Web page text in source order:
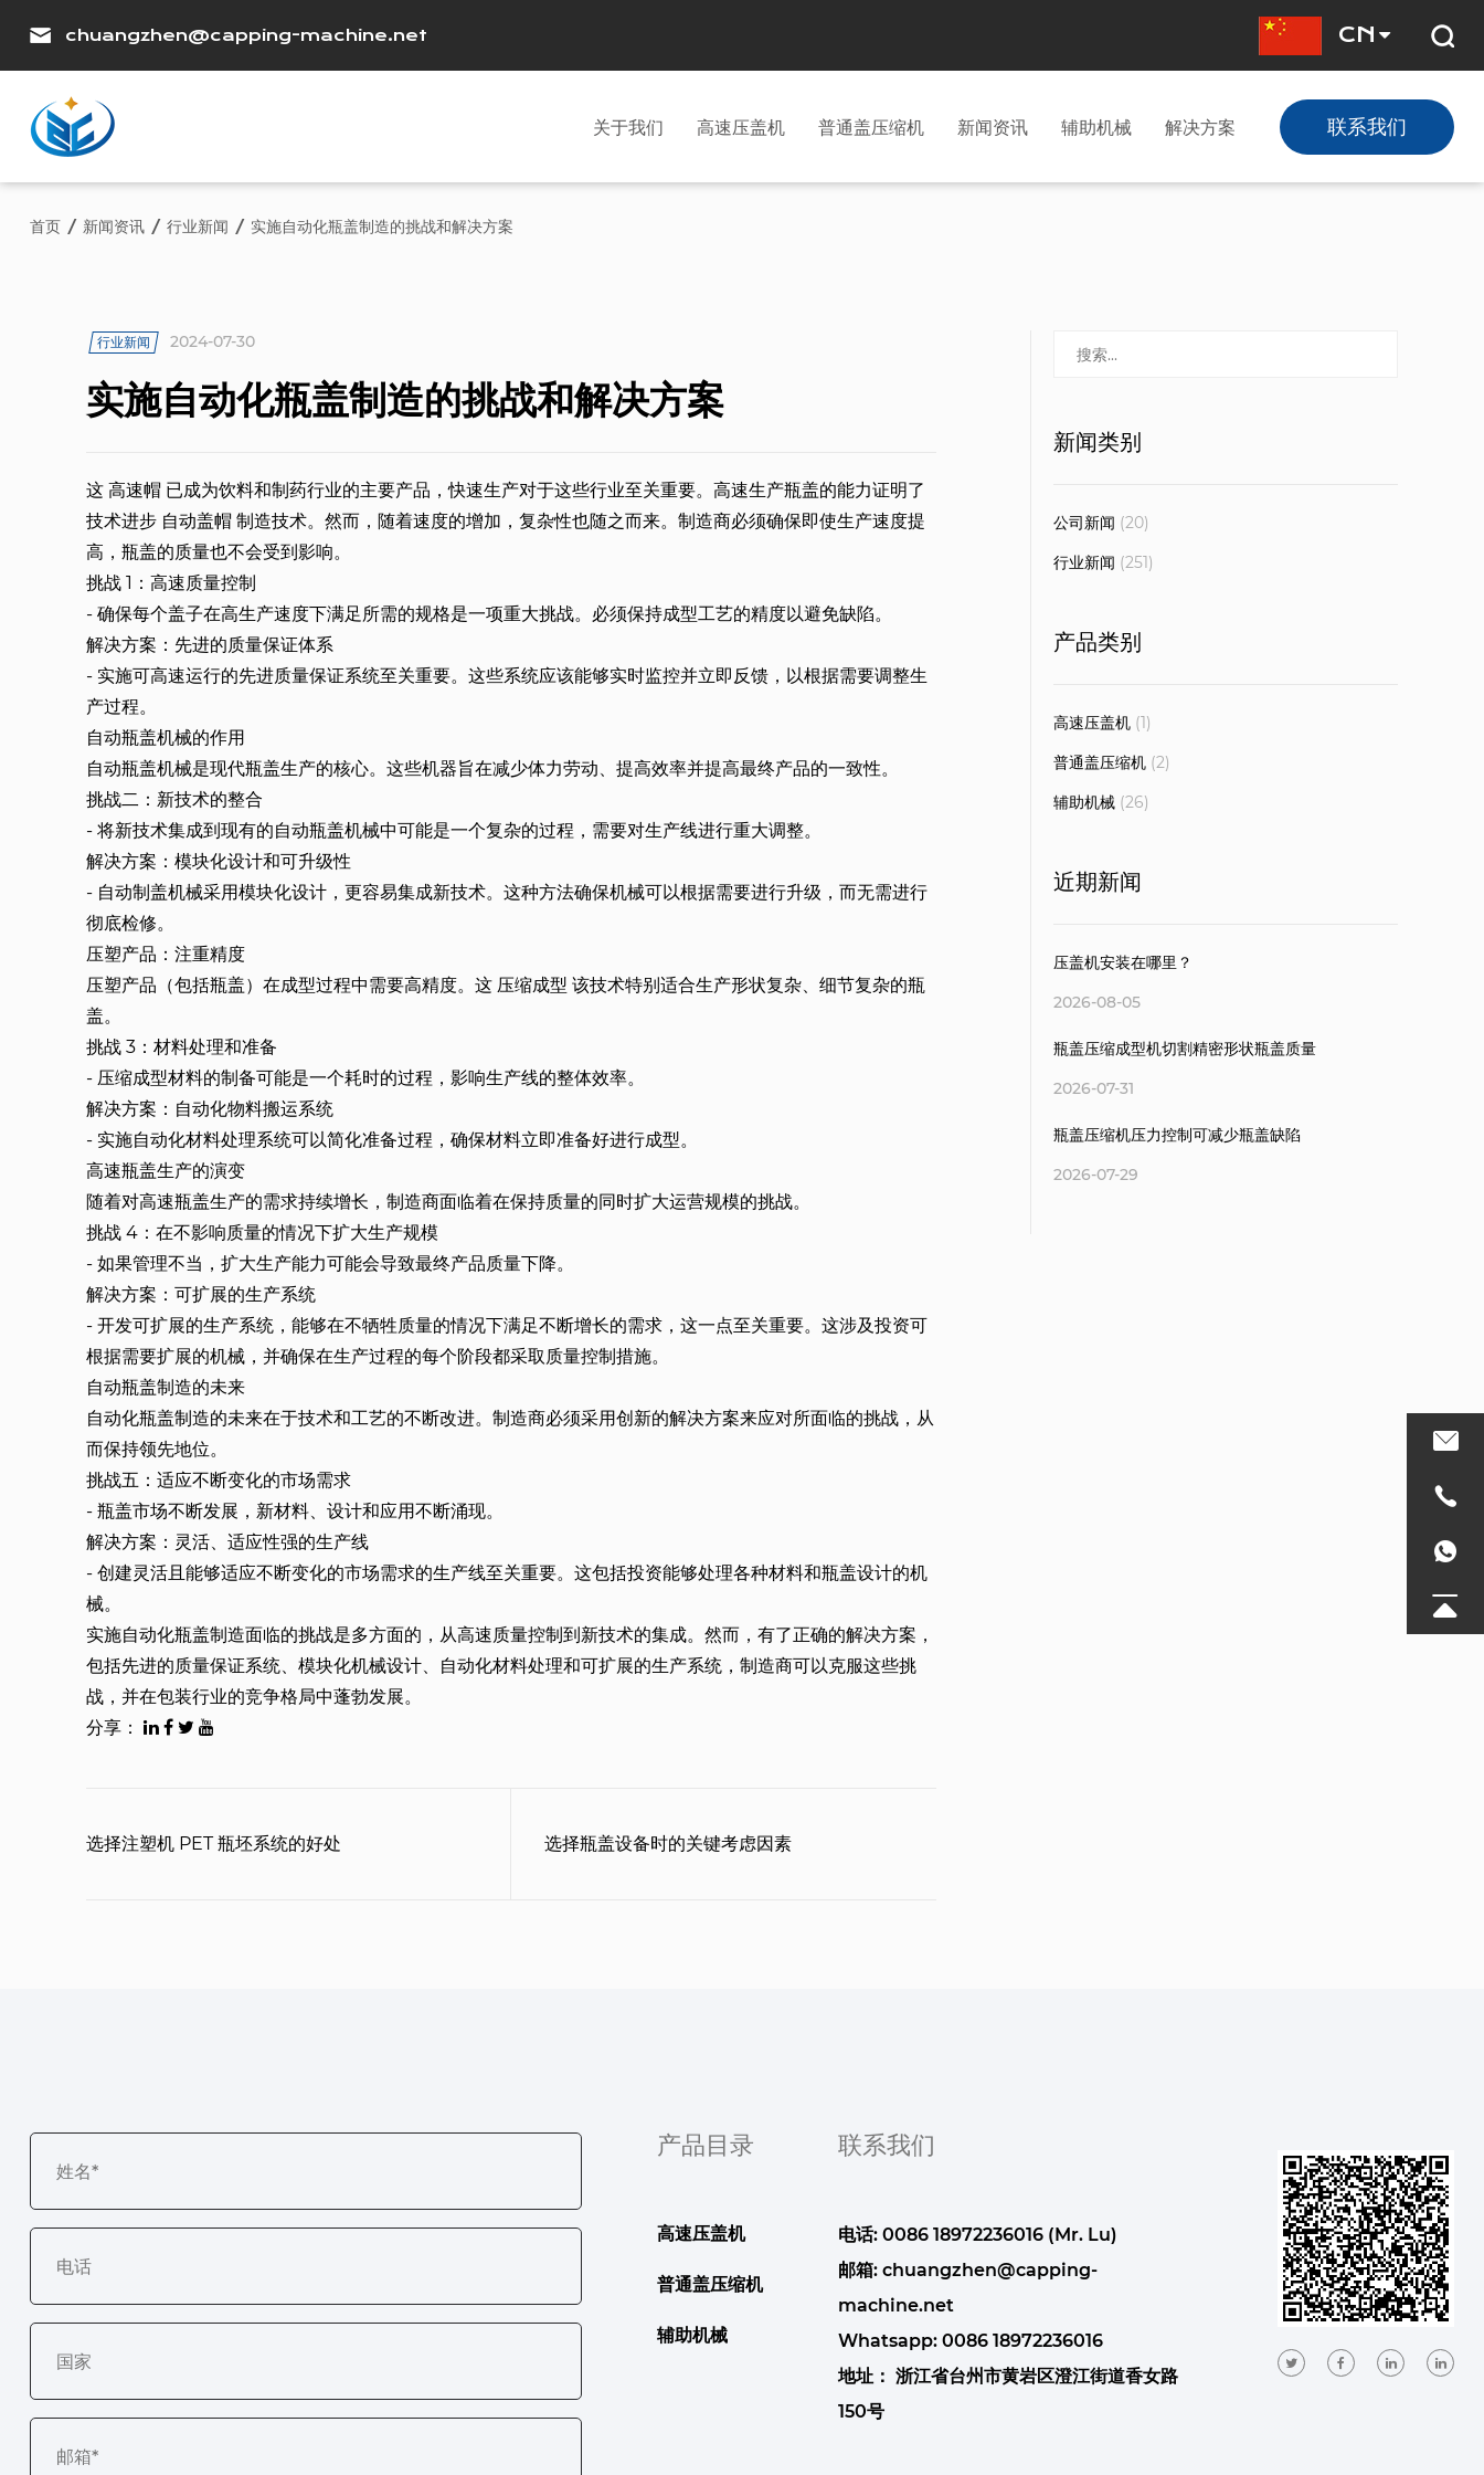
chuangzhen@capping-machine.net CN
关于我们 高速压盖机 普通盖压缩机 新闻资讯 辅助机械 解决方案 联系我们
首页 / 新闻资讯 / 行业新闻 / 实施自动化瓶盖制造的挑战和解决方案
新闻类别
公司新闻 (20)
行业新闻 (251)
产品类别
高速压盖机 (1)
普通盖压缩机 (2)
辅助机械 (26)
近期新闻
压盖机安装在哪里？
2026-08-05
瓶盖压缩成型机切割精密形状瓶盖质量
2026-07-31
瓶盖压缩机压力控制可减少瓶盖缺陷
2026-07-29
行业新闻 2024-07-30
实施自动化瓶盖制造的挑战和解决方案
这高速帽 已成为饮料和制药行业的主要产品，快速生产对于这些行业至关重要。高速生产瓶盖的能力证明了
技术进步 自动盖帽制造技术。然而，随着速度的增加，复杂性也随之而来。制造商必须确保即使生产速度提
高，瓶盖的质量也不会受到影响。
挑战 1：高速质量控制
- 确保每个盖子在高生产速度下满足所需的规格是一项重大挑战。必须保持成型工艺的精度以避免缺陷。
解决方案：先进的质量保证体系
- 实施可高速运行的先进质量保证系统至关重要。这些系统应该能够实时监控并立即反馈，以根据需要调整生
产过程。
自动瓶盖机械的作用
自动瓶盖机械是现代瓶盖生产的核心。这些机器旨在减少体力劳动、提高效率并提高最终产品的一致性。
挑战二：新技术的整合
- 将新技术集成到现有的自动瓶盖机械中可能是一个复杂的过程，需要对生产线进行重大调整。
解决方案：模块化设计和可升级性
- 自动制盖机械采用模块化设计，更容易集成新技术。这种方法确保机械可以根据需要进行升级，而无需进行
彻底检修。
压塑产品：注重精度
压塑产品（包括瓶盖）在成型过程中需要高精度。这 压缩成型该技术特别适合生产形状复杂、细节复杂的瓶
盖。
挑战 3：材料处理和准备
- 压缩成型材料的制备可能是一个耗时的过程，影响生产线的整体效率。
解决方案：自动化物料搬运系统
- 实施自动化材料处理系统可以简化准备过程，确保材料立即准备好进行成型。
高速瓶盖生产的演变
随着对高速瓶盖生产的需求持续增长，制造商面临着在保持质量的同时扩大运营规模的挑战。
挑战 4：在不影响质量的情况下扩大生产规模
- 如果管理不当，扩大生产能力可能会导致最终产品质量下降。
解决方案：可扩展的生产系统
- 开发可扩展的生产系统，能够在不牺牲质量的情况下满足不断增长的需求，这一点至关重要。这涉及投资可
根据需要扩展的机械，并确保在生产过程的每个阶段都采取质量控制措施。
自动瓶盖制造的未来
自动化瓶盖制造的未来在于技术和工艺的不断改进。制造商必须采用创新的解决方案来应对所面临的挑战，从
而保持领先地位。
挑战五：适应不断变化的市场需求
- 瓶盖市场不断发展，新材料、设计和应用不断涌现。
解决方案：灵活、适应性强的生产线
- 创建灵活且能够适应不断变化的市场需求的生产线至关重要。这包括投资能够处理各种材料和瓶盖设计的机
械。
实施自动化瓶盖制造面临的挑战是多方面的，从高速质量控制到新技术的集成。然而，有了正确的解决方案，
包括先进的质量保证系统、模块化机械设计、自动化材料处理和可扩展的生产系统，制造商可以克服这些挑
战，并在包装​​行业的竞争格局中蓬勃发展。
分享：
选择注塑机 PET 瓶坯系统的好处 选择瓶盖设备时的关键考虑因素
产品目录
高速压盖机
普通盖压缩机
辅助机械
联系我们
电话: 0086 18972236016 (Mr. Lu)
邮箱: chuangzhen@capping-
machine.net
Whatsapp: 0086 18972236016
地址： 浙江省台州市黄岩区澄江街道香女路
150号